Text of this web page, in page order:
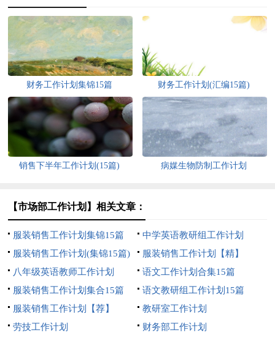
财务工作计划集锦15篇 财务工作计划(汇编15篇)
销售下半年工作计划(15篇) 病媒生物防制工作计划
【市场部工作计划】相关文章：
服装销售工作计划集锦15篇
中学英语教研组工作计划
服装销售工作计划(集锦15篇)
服装销售工作计划【精】
八年级英语教师工作计划
语文工作计划合集15篇
服装销售工作计划集合15篇
语文教研组工作计划15篇
服装销售工作计划【荐】
教研室工作计划
劳技工作计划
财务部工作计划